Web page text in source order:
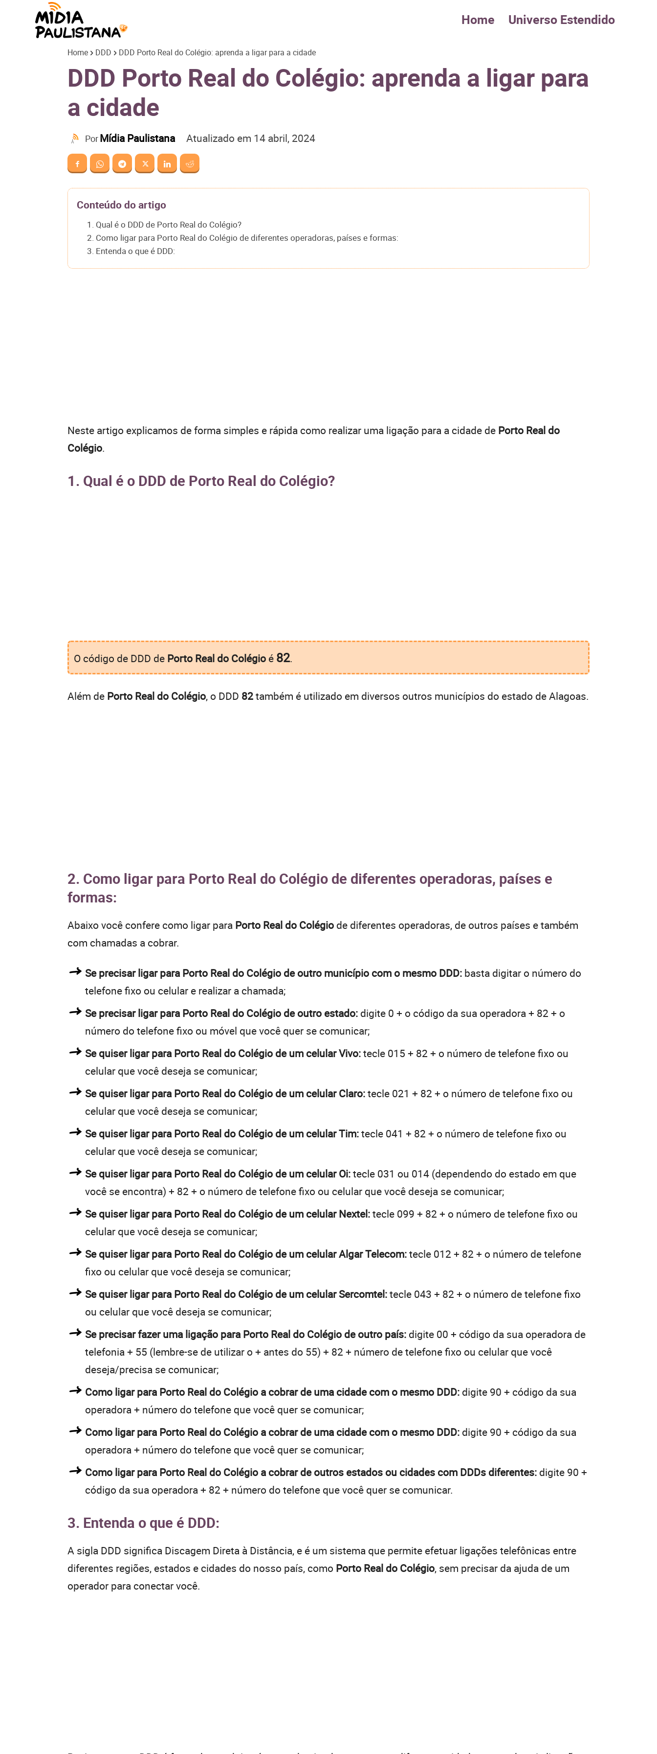
Paulistana
Home Universo Estendido
Home DDD DDD Porto Real do Colégio: aprenda a ligar para a cidade
DDD Porto Real do Colégio: aprenda a ligar para
a cidade
PorMídia Paulistana Atualizado em 14 abril, 2024
Conteúdo do artigo
1. Qual é o DDD de Porto Real do Colégio?
2. Como ligar para Porto Real do Colégio de diferentes operadoras, países e formas:
3. Entenda o que é DDD:
Neste artigo explicamos de forma simples e rápida como realizar uma ligação para a cidade de Porto Real do
Colégio.
1. Qual é o DDD de Porto Real do Colégio?
O código de DDD de Porto Real do Colégio é 82.
Além de Porto Real do Colégio, o DDD 82também é utilizado em diversos outros municípios do estado de Alagoas.
2. Como ligar para Porto Real do Colégio de diferentes operadoras, países e
formas:
Abaixo você confere como ligar para Porto Real do Colégio de diferentes operadoras, de outros países e também
com chamadas a cobrar.
Se precisar ligar para Porto Real do Colégio de outro município com o mesmo DDD: basta digitar o número do
telefone fixo ou celular e realizar a chamada;
Se precisar ligar para Porto Real do Colégio de outro estado: digite 0 + o código da sua operadora + 82 + o
número do telefone fixo ou móvel que você quer se comunicar;
Se quiser ligar para Porto Real do Colégio de um celular Vivo:tecle 015 + 82 + o número de telefone fixo ou
celular que você deseja se comunicar;
Se quiser ligar para Porto Real do Colégio de um celular Claro:tecle 021 + 82 + o número de telefone fixo ou
celular que você deseja se comunicar;
Se quiser ligar para Porto Real do Colégio de um celular Tim:tecle 041 + 82 + o número de telefone fixo ou
celular que você deseja se comunicar;
Se quiser ligar para Porto Real do Colégio de um celular Oi:tecle 031 ou 014 (dependendo do estado em que
você se encontra) + 82 + o número de telefone fixo ou celular que você deseja se comunicar;
Se quiser ligar para Porto Real do Colégio de um celular Nextel:tecle 099 + 82 + o número de telefone fixo ou
celular que você deseja se comunicar;
Se quiser ligar para Porto Real do Colégio de um celular Algar Telecom:tecle 012 + 82 + o número de telefone
fixo ou celular que você deseja se comunicar;
Se quiser ligar para Porto Real do Colégio de um celular Sercomtel:tecle 043 + 82 + o número de telefone fixo
ou celular que você deseja se comunicar;
Se precisar fazer uma ligação para Porto Real do Colégio de outro país: digite 00 + código da sua operadora de
telefonia + 55 (lembre-se de utilizar o + antes do 55) + 82 + número de telefone fixo ou celular que você
deseja/precisa se comunicar;
Como ligar para Porto Real do Colégio a cobrar de uma cidade com o mesmo DDD: digite 90 + código da sua
operadora + número do telefone que você quer se comunicar;
Como ligar para Porto Real do Colégio a cobrar de uma cidade com o mesmo DDD: digite 90 + código da sua
operadora + número do telefone que você quer se comunicar;
Como ligar para Porto Real do Colégio a cobrar de outros estados ou cidades com DDDs diferentes: digite 90 +
código da sua operadora + 82 + número do telefone que você quer se comunicar.
3. Entenda o que é DDD:
A sigla DDD significa Discagem Direta à Distância, e é um sistema que permite efetuar ligações telefônicas entre
diferentes regiões, estados e cidades do nosso país, como Porto Real do Colégio, sem precisar da ajuda de um
operador para conectar você.